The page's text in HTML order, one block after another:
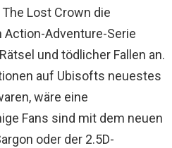
Lost Crown die
Action-Adventure-Serie
und tödlicher Fallen an.
auf Ubisofts neuestes
wäre eine
Fans sind mit dem neuen
oder der 2.5D-